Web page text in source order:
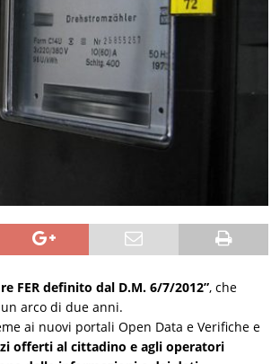
FER definito dal D.M. 6/7/2012”, che
arco di due anni.
ai nuovi portali Open Data e Verifiche e
offerti al cittadino e agli operatori